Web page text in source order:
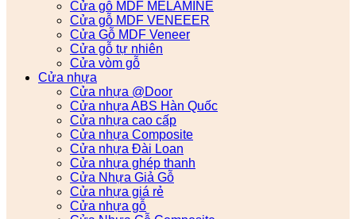
Cửa gỗ MDF MELAMINE
Cửa gỗ MDF VENEEER
Cửa Gỗ MDF Veneer
Cửa gỗ tự nhiên
Cửa vòm gỗ
Cửa nhựa
Cửa nhựa @Door
Cửa nhựa ABS Hàn Quốc
Cửa nhựa cao cấp
Cửa nhựa Composite
Cửa nhựa Đài Loan
Cửa nhựa ghép thanh
Cửa Nhựa Giả Gỗ
Cửa nhựa giá rẻ
Cửa nhựa gỗ